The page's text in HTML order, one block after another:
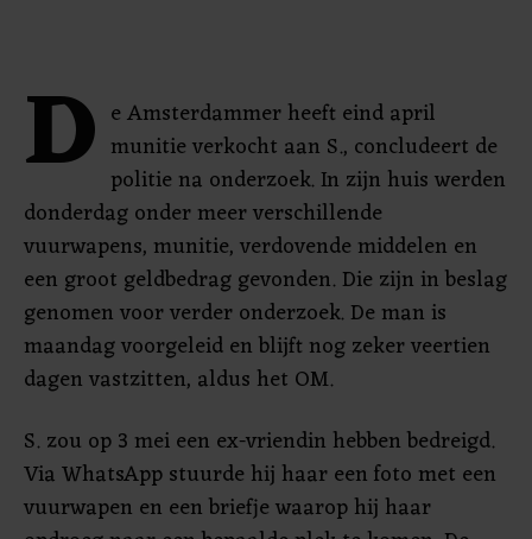
D e Amsterdammer heeft eind april
munitie verkocht aan S., concludeert de
politie na onderzoek. In zijn huis werden
donderdag onder meer verschillende
vuurwapens, munitie, verdovende middelen en
een groot geldbedrag gevonden. Die zijn in beslag
genomen voor verder onderzoek. De man is
maandag voorgeleid en blijft nog zeker veertien
dagen vastzitten, aldus het OM.
S. zou op 3 mei een ex-vriendin hebben bedreigd.
Via WhatsApp stuurde hij haar een foto met een
vuurwapen en een briefje waarop hij haar